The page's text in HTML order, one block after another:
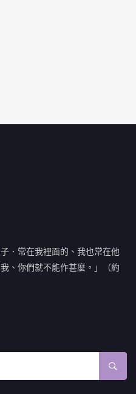
．常在我裡面的、我也常在他
、你們就不能作甚麼。」（約